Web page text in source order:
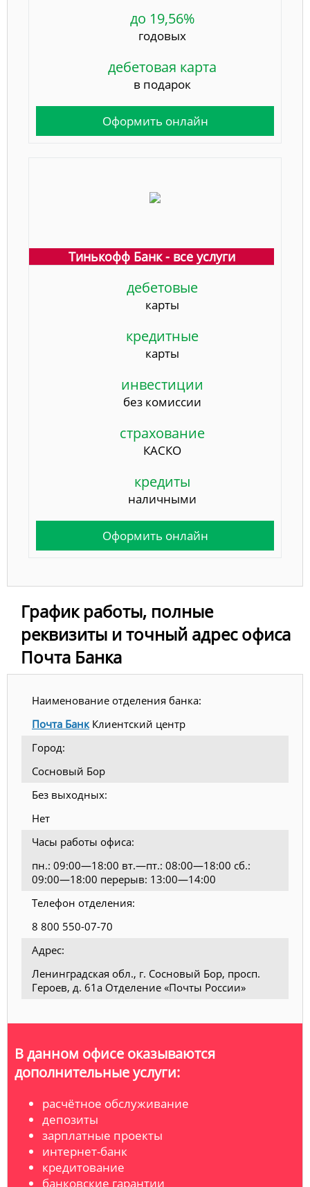
до 19,56%
годовых
дебетовая карта
в подарок
Оформить онлайн
Тинькофф Банк - все услуги
дебетовые
карты
кредитные
карты
инвестиции
без комиссии
страхование
КАСКО
кредиты
наличными
Оформить онлайн
График работы, полные
реквизиты и точный адрес офиса
Почта Банка
Наименование отделения банка:
Почта БанкКлиентский центр
Город:
Сосновый Бор
Без выходных:
Нет
Часы работы офиса:
пн.: 09:00—18:00 вт.—пт.: 08:00—18:00 сб.:
09:00—18:00 перерыв: 13:00—14:00
Телефон отделения:
8 800 550-07-70
Адрес:
Ленинградская обл., г. Сосновый Бор, просп.
Героев, д. 61а Отделение «Почты России»
В данном офисе оказываются
дополнительные услуги:
расчётное обслуживание
депозиты
зарплатные проекты
интернет-банк
кредитование
банковские гарантии